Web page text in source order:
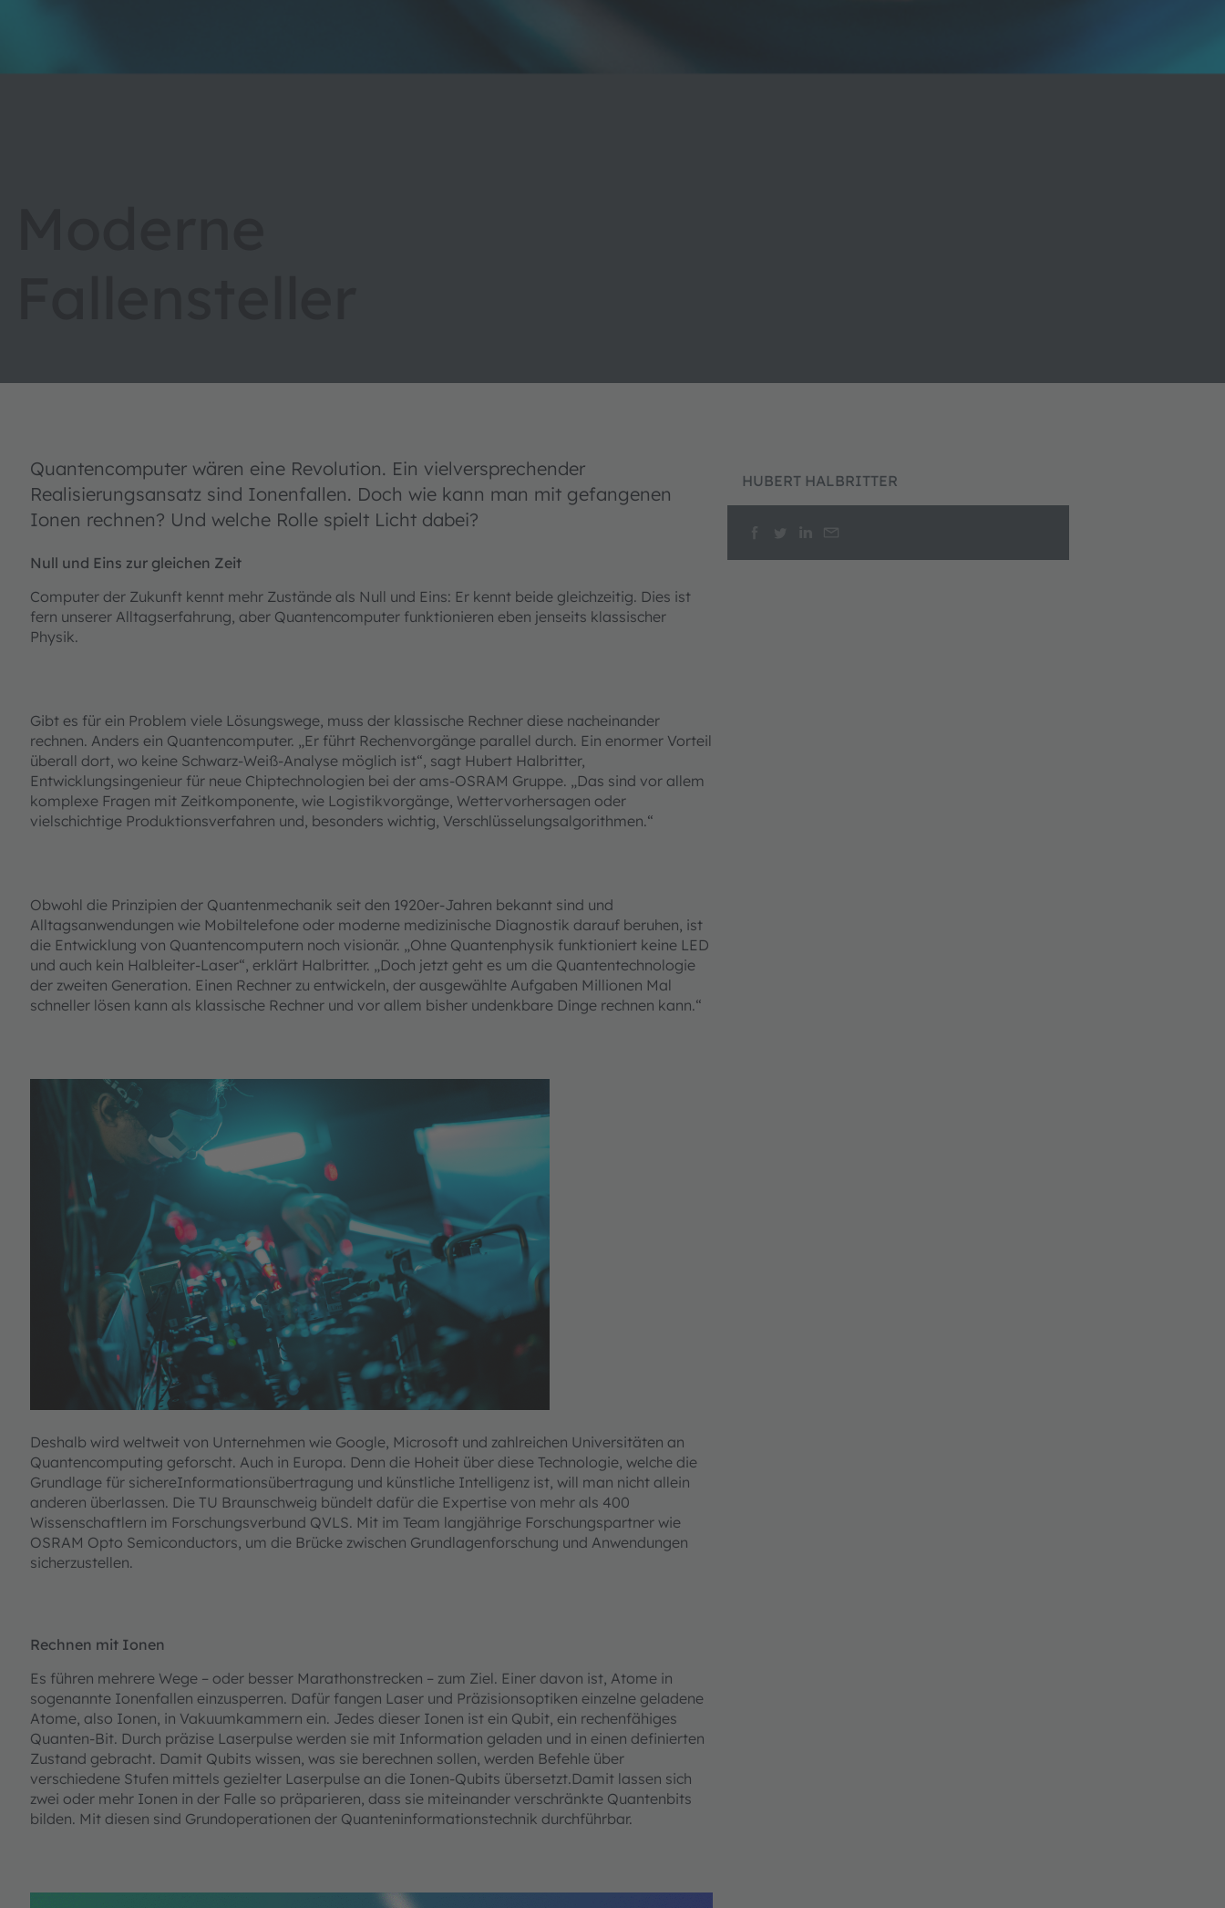
Quantencomputer wären eine Revolution. Ein vielversprechender
Realisierungsansatz sind Ionenfallen. Doch wie kann man mit gefangenen
Ionen rechnen? Und welche Rolle spielt Licht dabei?
Null und Eins zur gleichen Zeit
Computer der Zukunft kennt mehr Zustände als Null und Eins: Er kennt beide gleichzeitig. Dies ist
fern unserer Alltagserfahrung, aber Quantencomputer funktionieren eben jenseits klassischer
Physik.
Gibt es für ein Problem viele Lösungswege, muss der klassische Rechner diese nacheinander
rechnen. Anders ein Quantencomputer. „Er führt Rechenvorgänge parallel durch. Ein enormer Vorteil
überall dort, wo keine Schwarz-Weiß-Analyse möglich ist“, sagt Hubert Halbritter,
Entwicklungsingenieur für neue Chiptechnologien bei der ams-OSRAM Gruppe. „Das sind vor allem
komplexe Fragen mit Zeitkomponente, wie Logistikvorgänge, Wettervorhersagen oder
vielschichtige Produktions­verfahren und, besonders wichtig, Verschlüsselungs­algorithmen.“
Obwohl die Prinzipien der Quantenmechanik seit den 1920er-Jahren bekannt sind und
Alltagsanwendungen wie Mobiltelefone oder moderne medizinische Diagnostik darauf beruhen, ist
die Entwicklung von Quantencomputern noch visionär. „Ohne Quantenphysik funktioniert keine LED
und auch kein Halbleiter-Laser“, erklärt Halbritter. „Doch jetzt geht es um die Quantentechnologie
der zweiten Generation. Einen Rechner zu entwickeln, der ausgewählte Aufgaben Millionen Mal
schneller lösen kann als klassische Rechner und vor allem bisher undenkbare Dinge rechnen kann.“
Deshalb wird weltweit von Unternehmen wie Google, Microsoft und zahlreichen Universitäten an
Quantencomputing geforscht. Auch in Europa. Denn die Hoheit über diese Technologie, welche die
Grundlage für sichereInformationsübertragung und künstliche Intelligenz ist, will man nicht allein
anderen überlassen. Die TU Braunschweig bündelt dafür die Expertise von mehr als 400
Wissenschaftlern im Forschungsverbund QVLS. Mit im Team langjährige Forschungspartner wie
OSRAM Opto Semiconductors, um die Brücke zwischen Grundlagenforschung und Anwendungen
sicherzustellen.
Rechnen mit Ionen
Es führen mehrere Wege – oder besser Marathonstrecken – zum Ziel. Einer davon ist, Atome in
sogenannte Ionenfallen einzusperren. Dafür fangen Laser und Präzisionsoptiken einzelne geladene
Atome, also Ionen, in Vakuumkammern ein. Jedes dieser Ionen ist ein Qubit, ein rechenfähiges
Quanten-Bit. Durch präzise Laserpulse werden sie mit Information geladen und in einen definierten
Zustand gebracht. Damit Qubits wissen, was sie berechnen sollen, werden Befehle über
verschiedene Stufen mittels gezielter Laserpulse an die Ionen-Qubits übersetzt.Damit lassen sich
zwei oder mehr Ionen in der Falle so präparieren, dass sie miteinander verschränkte Quantenbits
bilden. Mit diesen sind Grundoperationen der Quanteninformationstechnik durchführbar.
HUBERT HALBRITTER